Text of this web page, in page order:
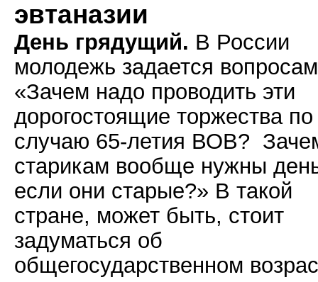
эвтаназии
День грядущий. В России
молодежь задается
«Зачем надо проводить эти
дорогостоящие торжества по
случаю 65-летия ВОВ?
старикам вообще нужны
если они старые?» В такой
стране, может быть, стоит
задуматься об
общегосударственном